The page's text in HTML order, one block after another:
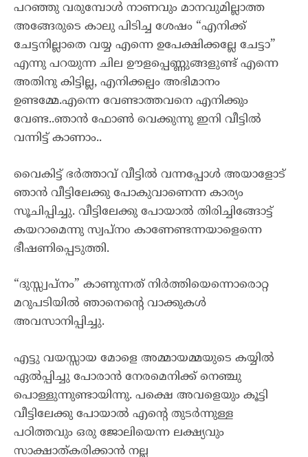
പറഞ്ഞു വരുമ്പോൾ നാണവും മാനവുമില്ലാത്ത
അങ്ങേരുടെ കാലു പിടിച്ച ശേഷം “എനിക്ക്
ചേട്ടനില്ലാതെ വയ്യ എന്നെ ഉപേക്ഷിക്കല്ലേ ചേട്ടാ”
എന്നു പറയുന്ന ചില ഊളപ്പെണ്ണുങ്ങളുണ്ട് എന്നെ
അതിനു കിട്ടില്ല, എനിക്കല്പം അഭിമാനം
ഉണ്ടമ്മേ.എന്നെ വേണ്ടാത്തവനെ എനിക്കും
വേണ്ട..ഞാൻ ഫോൺ വെക്കുന്നു ഇനി വീട്ടിൽ
വന്നിട്ട് കാണാം..
വൈകിട്ട് ഭർത്താവ് വീട്ടിൽ വന്നപ്പോൾ അയാളോട്
ഞാൻ വീട്ടിലേക്കു പോകുവാണെന്ന കാര്യം
സൂചിപ്പിച്ചു. വീട്ടിലേക്കു പോയാൽ തിരിച്ചിങ്ങോട്ട്
കയറാമെന്നു സ്വപ്നo കാണേണ്ടന്നയാളെന്നെ
ഭീഷണിപ്പെടുത്തി.
“ദുസ്സ്വപ്നം” കാണുന്നത് നിർത്തിയെന്നൊരൊറ്റ
മറുപടിയിൽ ഞാനെന്റെ വാക്കുകൾ
അവസാനിപ്പിച്ചു.
എട്ടു വയസ്സായ മോളെ അമ്മായമ്മയുടെ കയ്യിൽ
ഏൽപ്പിച്ചു പോരാൻ നേരമെനിക്ക് നെഞ്ചു
പൊള്ളുന്നുണ്ടായിന്നു. പക്ഷെ അവളെയും കൂട്ടി
വീട്ടിലേക്കു പോയാൽ എന്റെ തുടർന്നുള്ള
പഠിത്തവും ഒരു ജോലിയെന്ന ലക്ഷ്യവും
സാക്ഷാത്കരിക്കാൻ നല്ല